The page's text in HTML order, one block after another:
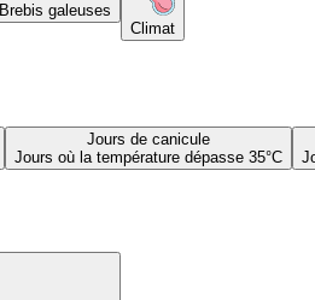
Brebis galeuses
Climat
Jours de canicule
Jours où la température dépasse 35°C